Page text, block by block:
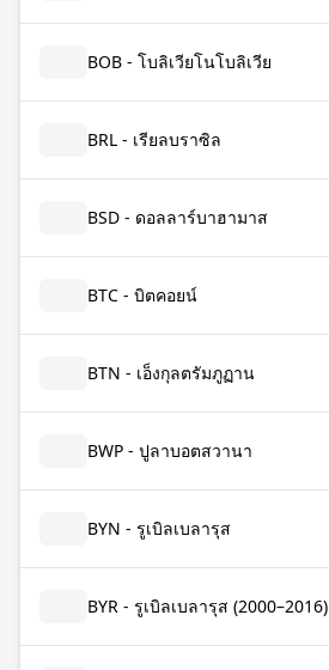
BOB - โบลิเวียโนโบลิเวีย
BRL - เรียลบราซิล
BSD - ดอลลาร์บาฮามาส
BTC - บิตคอยน์
BTN - เอ็งกุลตรัมภูฏาน
BWP - ปูลาบอตสวานา
BYN - รูเบิลเบลารุส
BYR - รูเบิลเบลารุส (2000–2016)